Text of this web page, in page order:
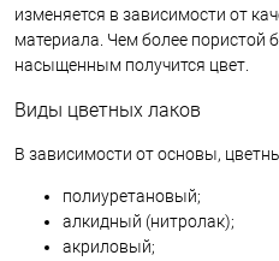
изменяется в зависимости от
материала. Чем более пористой
насыщенным получится цвет.
Виды цветных лаков
В зависимости от основы,
полиуретановый;
алкидный (нитролак);
акриловый;